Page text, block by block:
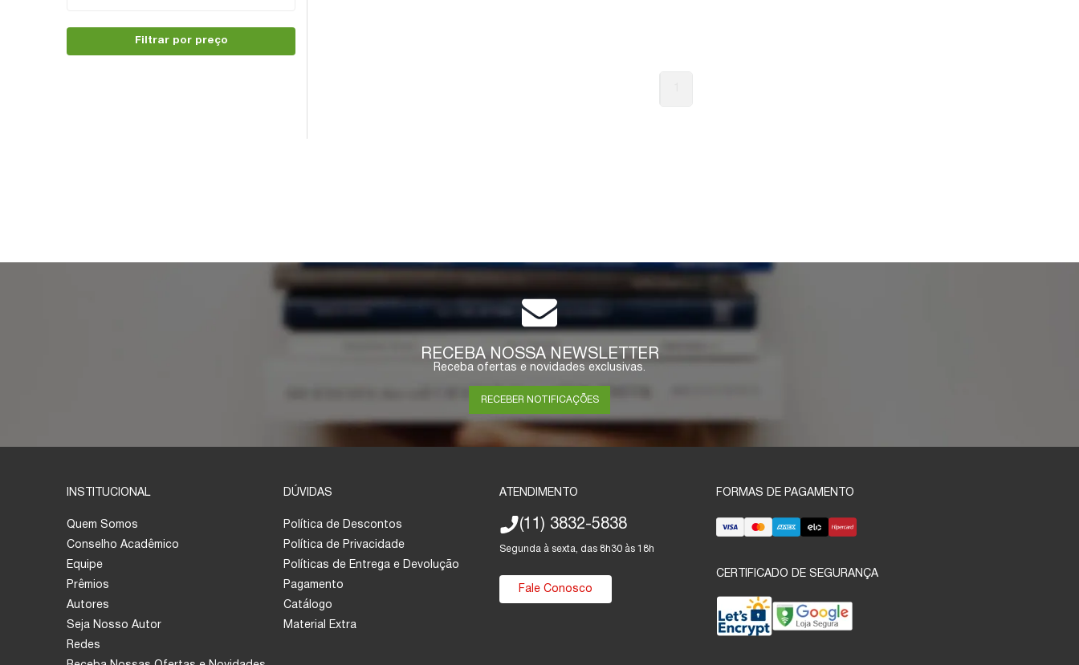
Filtrar por preço
RECEBA NOSSA NEWSLETTER
Receba ofertas e novidades exclusivas.
RECEBER NOTIFICAÇÕES
INSTITUCIONAL
Quem Somos
Conselho Acadêmico
Equipe
Prêmios
Autores
Seja Nosso Autor
Redes
DÚVIDAS
Política de Descontos
Política de Privacidade
Políticas de Entrega e Devolução
Pagamento
Catálogo
Material Extra
ATENDIMENTO
(11) 3832-5838
Segunda à sexta, das 8h30 às 18h
Fale Conosco
FORMAS DE PAGAMENTO
CERTIFICADO DE SEGURANÇA